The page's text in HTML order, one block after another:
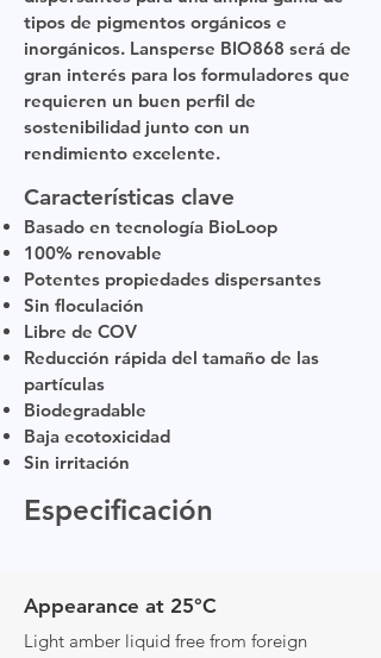
tipos de pigmentos orgánicos e
inorgánicos. Lansperse BIO868 será de
gran interés para los formuladores que
requieren un buen perfil de
sostenibilidad junto con un
rendimiento excelente.
Características clave
Basado en tecnología BioLoop
100% renovable
Potentes propiedades dispersantes
Sin floculación
Libre de COV
Reducción rápida del tamaño de las
partículas
Biodegradable
Baja ecotoxicidad
Sin irritación
Especificación
Appearance at 25°C
Light amber liquid free from foreign